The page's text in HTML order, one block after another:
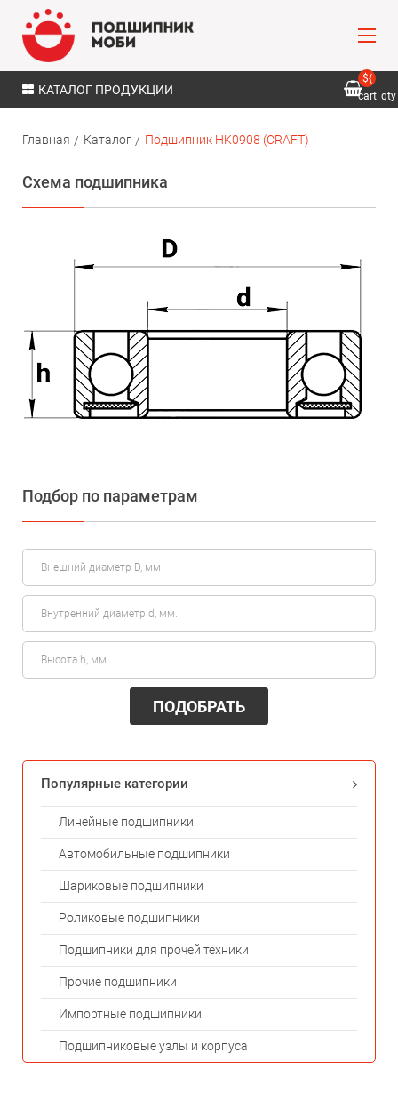
КАТАЛОГ ПРОДУКЦИИ
${
cart_qty
Главная Каталог Подшипник HK0908 (CRAFT)
Схема подшипника
Подбор по параметрам
ПОДОБРАТЬ
Популярные категории
Линейные подшипники
Автомобильные подшипники
Шариковые подшипники
Роликовые подшипники
Подшипники для прочей техники
Прочие подшипники
Импортные подшипники
Подшипниковые узлы и корпуса